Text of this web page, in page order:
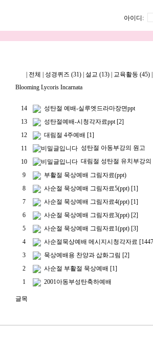
아이디:
전체 성경퀴즈 (31) 설교 (13) 교육활동 (45)
Blooming Lycoris Incarnata
14
성탄절 예배-실루엣드라마장면ppt
13
성탄절예배-시청각자료ppt [2]
12
대림절 4주예배 [1]
11
성탄절 아동부강의 원고
10
대림절 성탄절 유치부강의
9
부활절 묵상예배 그림자료(ppt)
8
사순절 묵상예배 그림자료5(ppt) [1]
7
사순절 묵상예배 그림자료4(ppt) [1]
6
사순절 묵상예배 그림자료3(ppt) [2]
5
사순절 묵상예배 그림자료1(ppt) [3]
4
사순절묵상예배 메시지시청각자료
3
묵상예배용 찬양과 삽화그림 [2]
2
사순절 부활절 묵상예배 [1]
1
2001아동부성탄축하예배